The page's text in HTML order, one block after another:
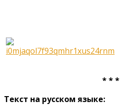
* * *
Текст на русском языке: